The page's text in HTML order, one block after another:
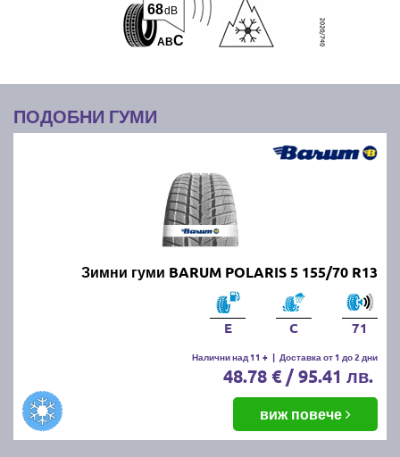
ABC
68dB
ПОДОБНИ ГУМИ
Зимни гуми BARUM POLARIS 5 155/70 R13
E C 71
Налични над 11 + | Доставка от 1 до 2 дни
48.78 € / 95.41 лв.
виж повече